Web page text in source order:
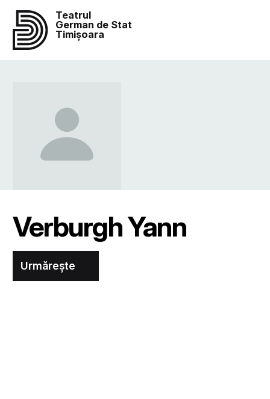
Teatrul
German de Stat
Timișoara
Verburgh Yann
Urmărește